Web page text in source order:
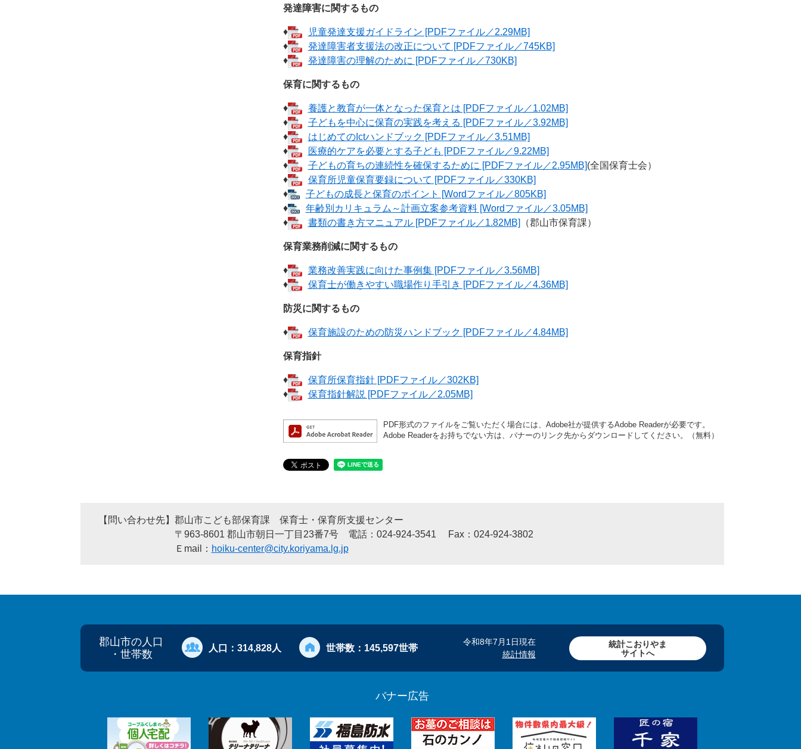
発達障害に関するもの
♦
児童発達支援ガイドライン [PDFファイル／2.29MB]
♦
発達障害者支援法の改正について [PDFファイル／745KB]
♦
発達障害の理解のために [PDFファイル／730KB]
保育に関するもの
♦
養護と教育が一体となった保育とは [PDFファイル／1.02MB]
♦
子どもを中心に保育の実践を考える [PDFファイル／3.92MB]
♦
はじめてのIctハンドブック [PDFファイル／3.51MB]
♦
医療的ケアを必要とする子ども [PDFファイル／9.22MB]
♦
子どもの育ちの連続性を確保するために [PDFファイル／2.95MB](全国保育士会）
♦
保育所児童保育要録について [PDFファイル／330KB]
♦
子どもの成長と保育のポイント [Wordファイル／805KB]
♦
年齢別カリキュラム～計画立案参考資料 [Wordファイル／3.05MB]
♦
書類の書き方マニュアル [PDFファイル／1.82MB] （郡山市保育課）
保育業務削減に関するもの
♦
業務改善実践に向けた事例集 [PDFファイル／3.56MB]
♦
保育士が働きやすい職場作り手引き [PDFファイル／4.36MB]
防災に関するもの
♦ 保育施設のための防災ハンドブック [PDFファイル／4.84MB]
保育指針
♦
保育所保育指針 [PDFファイル／302KB]
♦
保育指針解説 [PDFファイル／2.05MB]
PDF形式のファイルをご覧いただく場合には、Adobe社が提供するAdobe Readerが必要です。
Adobe Readerをお持ちでない方は、バナーのリンク先からダウンロードしてください。（無料）
【問い合わせ先】郡山市こども部保育課 保育士・保育所支援センター
〒963-8601 郡山市朝日一丁目23番7号 電話：024-924-3541 Fax：024-924-3802
Ｅmail： hoiku-center@city.koriyama.lg.jp
郡山市の人口
・世帯数
人口： 314,828人 世帯数： 145,597世帯
令和8年7月1日現在
統計情報
統計こおりやま
サイトへ
バナー広告